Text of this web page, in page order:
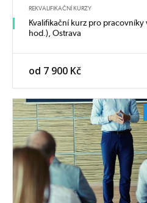
REKVALIFIKAČNÍ KURZY
Kvalifikační kurz pro pracovníky
hod.), Ostrava
od 7 900 Kč